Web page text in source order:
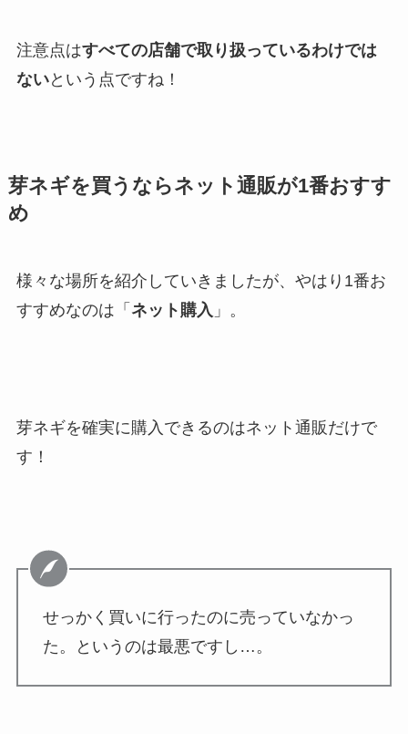
注意点はすべての店舗で取り扱っているわけでは
ないという点ですね！
芽ネギを買うならネット通販が1番おすす
め
様々な場所を紹介していきましたが、やはり1番お
すすめなのは「 ネット購入 」。
芽ネギを確実に購入できるのはネット通販だけで
す！
せっかく買いに行ったのに売っていなかっ
た。というのは最悪ですし…。